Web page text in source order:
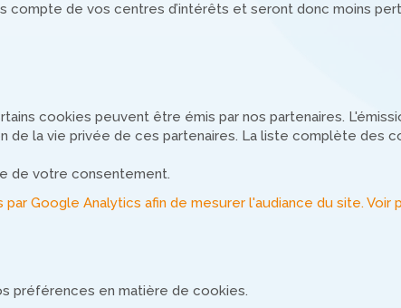
compte de vos centres d’intérêts et seront donc moins
cookies peuvent être émis par nos partenaires.
de la vie privée de ces partenaires. La liste complète des
de votre consentement.
Google Analytics afin de mesurer l'audiance du site. Voir
préférences en matière de cookies.